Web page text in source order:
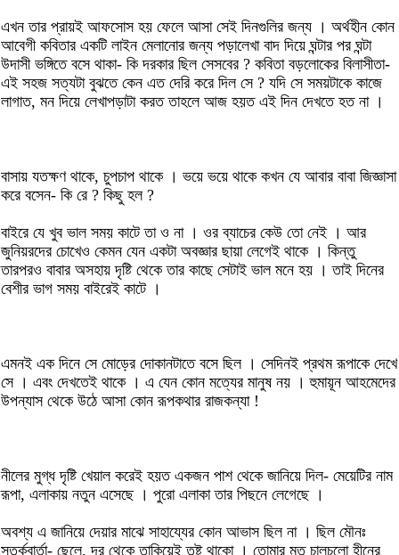
এখন তার প্রায়ই আফসোস হয় ফেলে আসা সেই দিনগুলির জন্য । অর্থহীন কোন
আবেগী কবিতার একটি লাইন মেলানোর জন্য পড়ালেখা বাদ দিয়ে ঘন্টার পর ঘন্টা
উদাসী ভঙ্গিতে বসে থাকা- কি দরকার ছিল সেসবের ? কবিতা বড়লোকের বিলাসীতা-
এই সহজ সত্যটা বুঝতে কেন এত দেরি করে দিল সে ? যদি সে সময়টাকে কাজে
লাগাত, মন দিয়ে লেখাপড়াটা করত তাহলে আজ হয়ত এই দিন দেখতে হত না ।
বাসায় যতক্ষণ থাকে, চুপচাপ থাকে । ভয়ে ভয়ে থাকে কখন যে আবার বাবা জিজ্ঞাসা
করে বসেন- কি রে ? কিছু হল ?
বাইরে যে খুব ভাল সময় কাটে তা ও না । ওর ব্যাচের কেউ তো নেই । আর
জুনিয়রদের চোখেও কেমন যেন একটা অবজ্ঞার ছায়া লেগেই থাকে । কিন্তু
তারপরও বাবার অসহায় দৃষ্টি থেকে তার কাছে সেটাই ভাল মনে হয় । তাই দিনের
বেশীর ভাগ সময় বাইরেই কাটে ।
এমনই এক দিনে সে মোড়ের দোকানটাতে বসে ছিল । সেদিনই প্রথম রূপাকে দেখে
সে । এবং দেখতেই থাকে । এ যেন কোন মত্যের মানুষ নয় । হুমায়ূন আহমেদের
উপন্যাস থেকে উঠে আসা কোন রূপকথার রাজকন্যা !
নীলের মুগ্ধ দৃষ্টি খেয়াল করেই হয়ত একজন পাশ থেকে জানিয়ে দিল- মেয়েটির নাম
রূপা, এলাকায় নতুন এসেছে । পুরো এলাকা তার পিছনে লেগেছে ।
অবশ্য এ জানিয়ে দেয়ার মাঝে সাহায্যের কোন আভাস ছিল না । ছিল মৌনঃ
সতর্কবার্তা- ছেলে, দূর থেকে তাকিয়েই তুষ্ট থাকো । তোমার মত চালচুলো হীনের